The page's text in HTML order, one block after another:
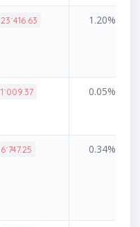
23˙416.63 1.20%
1˙009.37 0.05%
6˙747.25 0.34%